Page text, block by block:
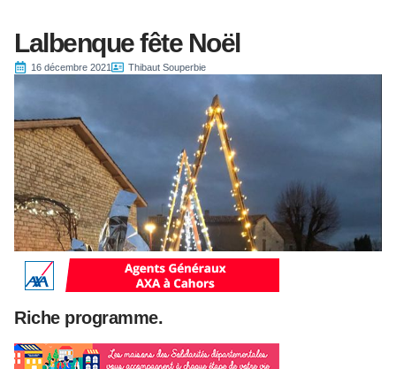
Lalbenque fête Noël
16 décembre 2021 Thibaut Souperbie
Riche programme.